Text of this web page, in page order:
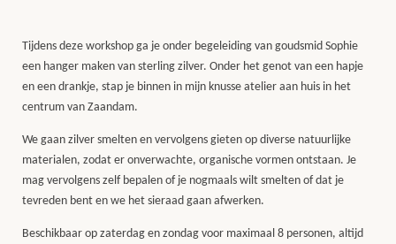
Tijdens deze workshop ga je onder begeleiding van goudsmid Sophie
een hanger maken van sterling zilver. Onder het genot van een hapje
en een drankje, stap je binnen in mijn knusse atelier aan huis in het
centrum van Zaandam.
We gaan zilver smelten en vervolgens gieten op diverse natuurlijke
materialen, zodat er onverwachte, organische vormen ontstaan. Je
mag vervolgens zelf bepalen of je nogmaals wilt smelten of dat je
tevreden bent en we het sieraad gaan afwerken.
Beschikbaar op zaterdag en zondag voor maximaal 8 personen, altijd